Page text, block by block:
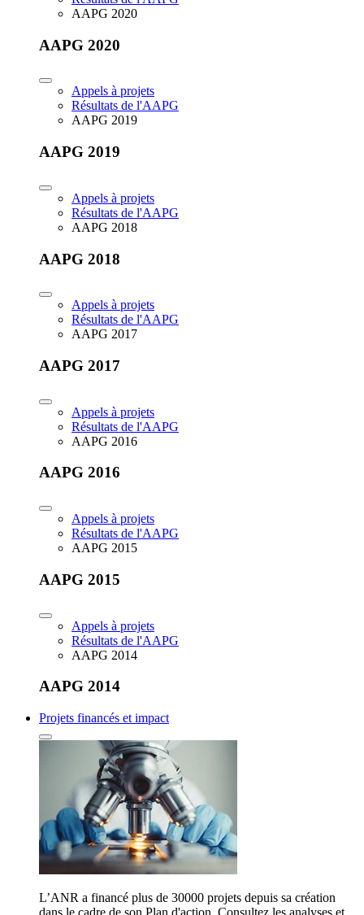
AAPG 2020
AAPG 2020
Appels à projets
Résultats de l'AAPG
AAPG 2019
AAPG 2019
Appels à projets
Résultats de l'AAPG
AAPG 2018
AAPG 2018
Appels à projets
Résultats de l'AAPG
AAPG 2017
AAPG 2017
Appels à projets
Résultats de l'AAPG
AAPG 2016
AAPG 2016
Appels à projets
Résultats de l'AAPG
AAPG 2015
AAPG 2015
Appels à projets
Résultats de l'AAPG
AAPG 2014
AAPG 2014
Projets financés et impact
L’ANR a financé plus de 30000 projets depuis sa création
dans le cadre de son Plan d'action. Consultez les analyses et